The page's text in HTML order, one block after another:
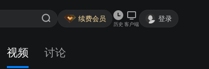
续费会员
历史 客户端
登录
视频 讨论